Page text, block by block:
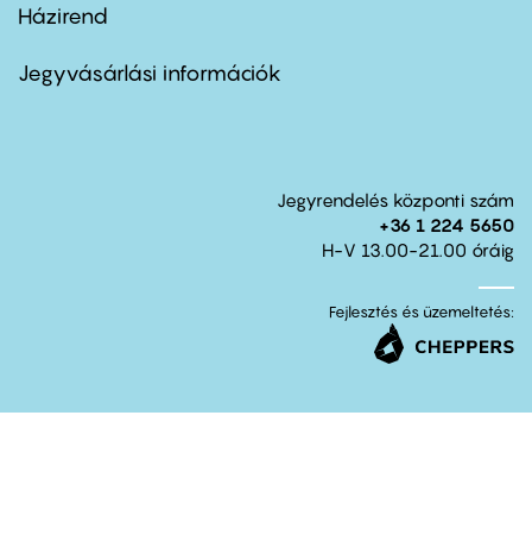
Footer
second
Házirend
Jegyvásárlási információk
Jegyrendelés központi szám
+36 1 224 5650
H-V 13.00-21.00 óráig
Fejlesztés és üzemeltetés: